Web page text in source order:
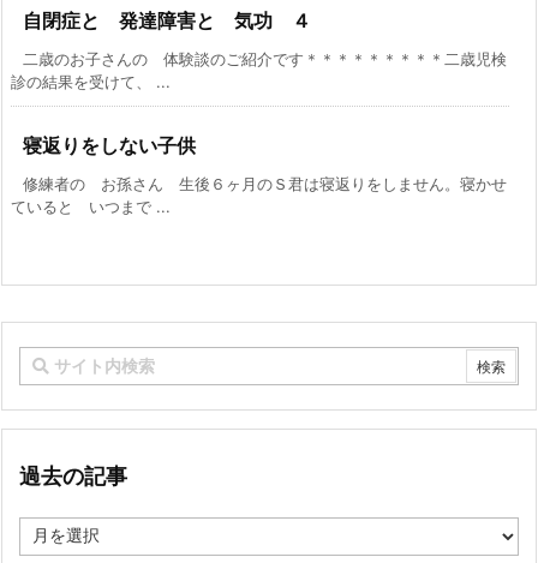
自閉症と 発達障害と 気功 ４
二歳のお子さんの 体験談のご紹介です＊＊＊＊＊＊＊＊＊二歳児検
診の結果を受けて、 ...
寝返りをしない子供
修練者の お孫さん 生後６ヶ月のＳ君は寝返りをしません。寝かせ
ていると いつまで ...
過去の記事
去